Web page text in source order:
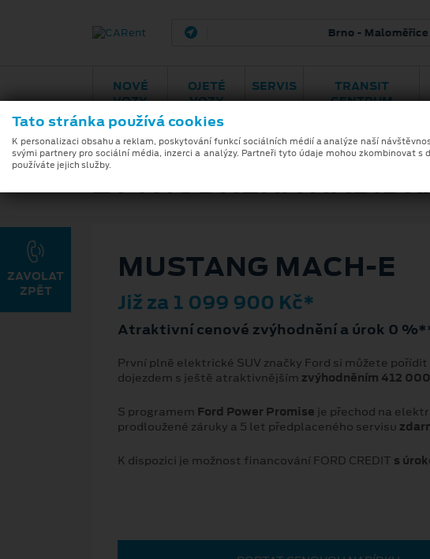
Hády 968/2
NOVÉ
VOZY
Modely Zvýhodněná nabídka a
OJETÉ
VOZY
SERVIS
TRANSIT
CENTRUM
ZVÝHODNĚNÁ
MUSTANG MACH⁠-⁠E
Již za 1 099 900 Kč*
Atraktivní cenové zvýhodnění a úrok 0
První plně elektrické SUV značky Ford si můžete
dojezdem s ještě atraktivnějším zvýhodněním 412
S programem Ford Power Promise je přechod na
prodloužené záruky a 5 let předplaceného servisu
K dispozici je možnost financování FORD CREDIT s
Tato stránka používá cookies
K personalizaci obsahu a reklam, poskytování funkcí sociálních médií a analýze naší
svými partnery pro sociální média, inzerci a analýzy. Partneři tyto údaje mohou zkombinovat
používáte jejich služby.